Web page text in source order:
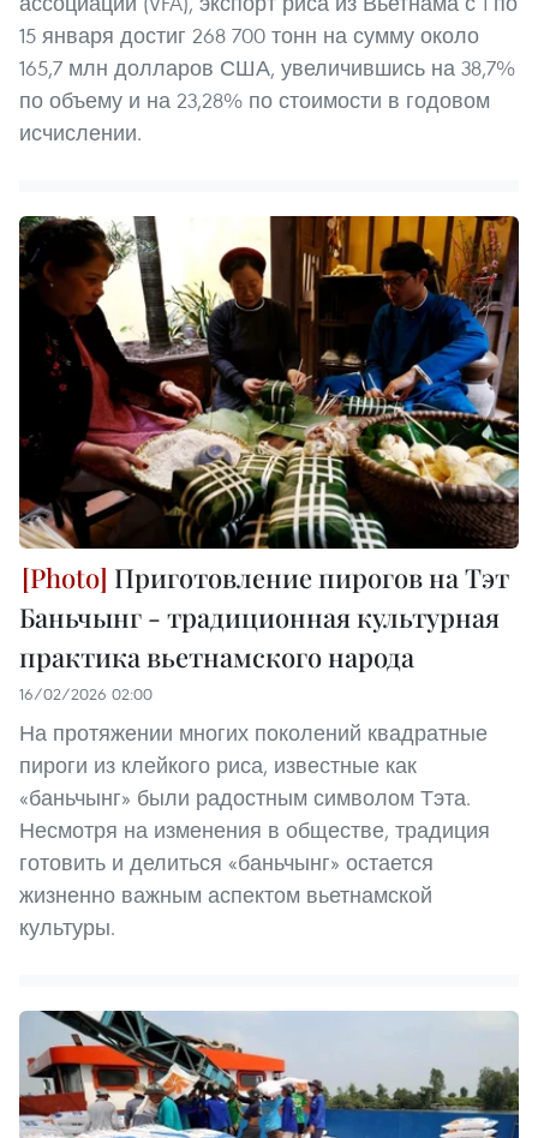
15 января достиг 268 700 тонн на сумму около
165,7 млн долларов США, увеличившись на 38,7%
по объему и на 23,28% по стоимости в годовом
исчислении.
Приготовление пирогов на Тэт
Баньчынг - традиционная культурная
практика вьетнамского народа
16/02/2026 02:00
На протяжении многих поколений квадратные
пироги из клейкого риса, известные как
«баньчынг» были радостным символом Тэта.
Несмотря на изменения в обществе, традиция
готовить и делиться «баньчынг» остается
жизненно важным аспектом вьетнамской
культуры.